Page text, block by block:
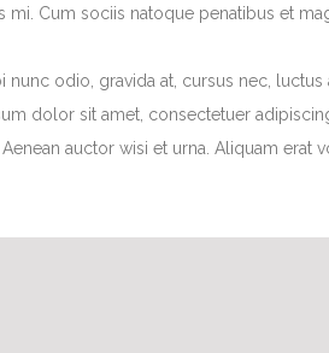
mi. Cum sociis natoque penatibus et
nunc odio, gravida at, cursus nec,
dolor sit amet, consectetuer
auctor wisi et urna. Aliquam erat